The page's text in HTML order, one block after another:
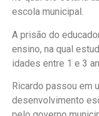
escola municipal.
A prisão do
ensino, na qual
idades entre 1 e 3
Ricardo passou em
desenvolvimento